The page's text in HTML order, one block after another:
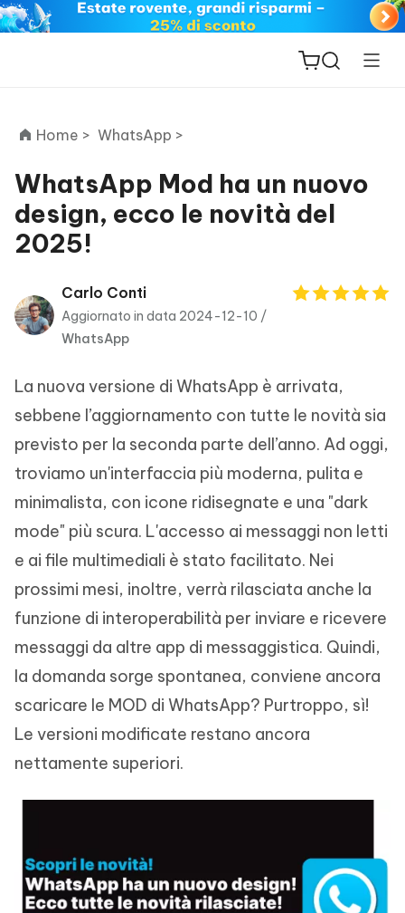
ReiBoot
for iOS
PDNob
PDF
Editor
New
iAnyGo
Home > WhatsApp >
WhatsApp Mod ha un nuovo
design, ecco le novità del
2025!
Carlo Conti
Aggiornato in data 2024-12-10 /
WhatsApp
La nuova versione di WhatsApp è arrivata,
sebbene l’aggiornamento con tutte le novità sia
previsto per la seconda parte dell’anno. Ad oggi,
troviamo un'interfaccia più moderna, pulita e
minimalista, con icone ridisegnate e una "dark
mode" più scura. L'accesso ai messaggi non letti
e ai file multimediali è stato facilitato. Nei
prossimi mesi, inoltre, verrà rilasciata anche la
funzione di interoperabilità per inviare e ricevere
messaggi da altre app di messaggistica. Quindi,
la domanda sorge spontanea, conviene ancora
scaricare le MOD di WhatsApp? Purtroppo, sì!
Le versioni modificate restano ancora
nettamente superiori.